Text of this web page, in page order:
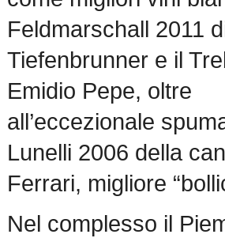
Feldmarschall 2011
Tiefenbrunner e il
Emidio Pepe, oltre
all’eccezionale
Lunelli 2006 della
Ferrari, migliore
Nel complesso il